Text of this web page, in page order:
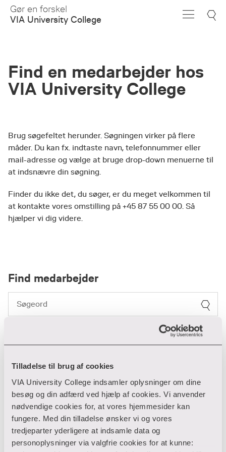
Tilladelse til brug af cookies
VIA University College indsamler oplysninger om dine
besøg og din adfærd ved hjælp af cookies. Vi anvender
nødvendige cookies for, at vores hjemmesider kan
fungere. Med din tilladelse ønsker vi og vores
tredjeparter yderligere at indsamle data og
personoplysninger via valgfrie cookies for at kunne:
Skip
Main
Gør en forskel
VIA University College
Find en medarbejder hos
VIA University College
Brug søgefeltet herunder. Søgningen virker på flere
måder. Du kan fx. indtaste navn, telefonnummer eller
mail-adresse og vælge at bruge drop-down menuerne til
at indsnævre din søgning.
Finder du ikke det, du søger, er du meget velkommen til
at kontakte vores omstilling på +45 87 55 00 00. Så
hjælper vi dig videre.
Find medarbejder
1 resultater
Derrick Muller
IT og digitalisering